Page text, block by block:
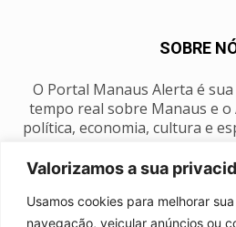
Valorizamos a sua
Usamos cookies para melhorar
navegação, veicular anúncios ou
SOBRE
O Portal Manaus Alerta é
tempo real sobre Manaus e o
política, economia, cultura e